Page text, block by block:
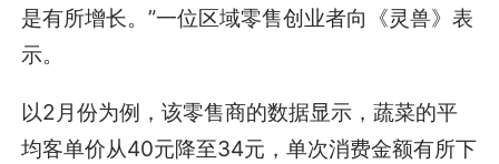
是有所增长。”一位区域零售创业者向《灵兽》表
示。
以2月份为例，该零售商的数据显示，蔬菜的平
均客单价从40元降至34元，单次消费金额有所下